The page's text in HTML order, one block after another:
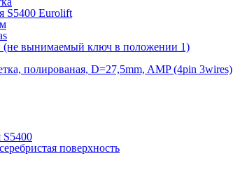
S5400 Eurolift
вынимаемый ключ в положении 1)
полированая, D=27,5mm, AMP (4pin 3wires)
поверхность